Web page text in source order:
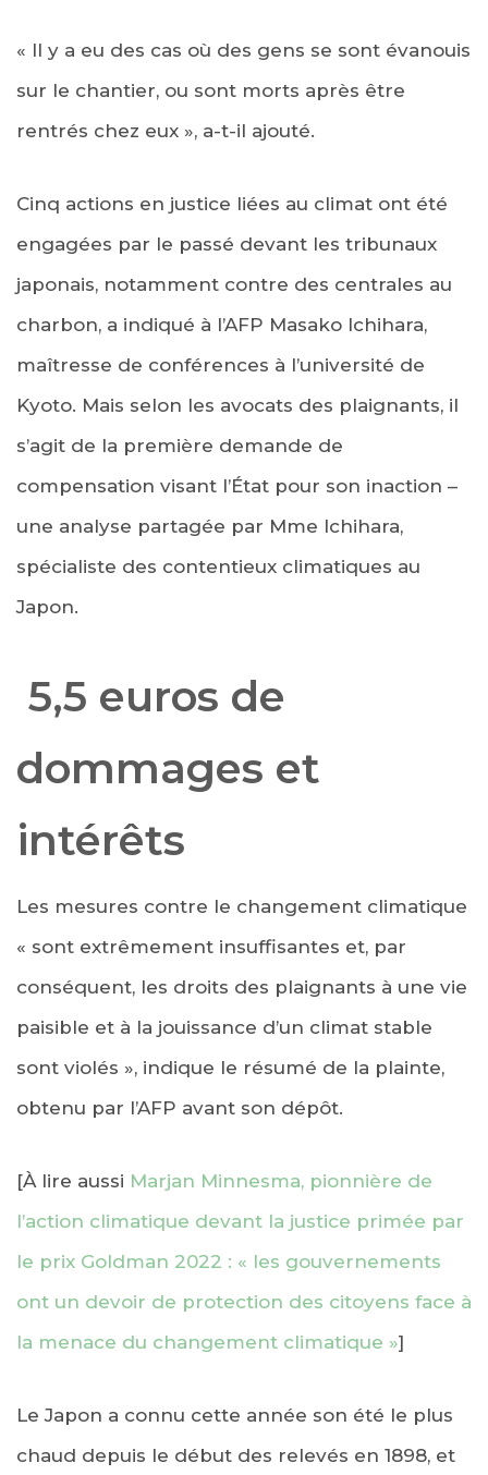
« Il y a eu des cas où des gens se sont évanouis
sur le chantier, ou sont morts après être
rentrés chez eux », a-t-il ajouté.
Cinq actions en justice liées au climat ont été
engagées par le passé devant les tribunaux
japonais, notamment contre des centrales au
charbon, a indiqué à l’AFP Masako Ichihara,
maîtresse de conférences à l’université de
Kyoto. Mais selon les avocats des plaignants, il
s’agit de la première demande de
compensation visant l’État pour son inaction –
une analyse partagée par Mme Ichihara,
spécialiste des contentieux climatiques au
Japon.
5,5 euros de
dommages et
intérêts
Les mesures contre le changement climatique
« sont extrêmement insuffisantes et, par
conséquent, les droits des plaignants à une vie
paisible et à la jouissance d’un climat stable
sont violés », indique le résumé de la plainte,
obtenu par l’AFP avant son dépôt.
[À lire aussi Marjan Minnesma, pionnière de
l’action climatique devant la justice primée par
le prix Goldman 2022 : « les gouvernements
ont un devoir de protection des citoyens face à
la menace du changement climatique »]
Le Japon a connu cette année son été le plus
chaud depuis le début des relevés en 1898, et